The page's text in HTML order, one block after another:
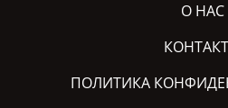
О НАС
ПОЛИТИКА